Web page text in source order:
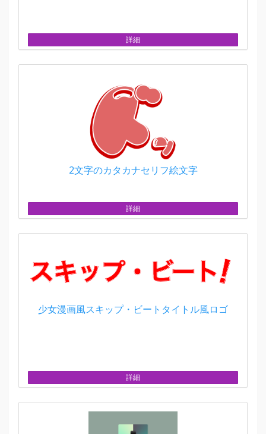
詳細
2文字のカタカナセリフ絵文字
詳細
少女漫画風スキップ・ビートタイトル風ロゴ
詳細